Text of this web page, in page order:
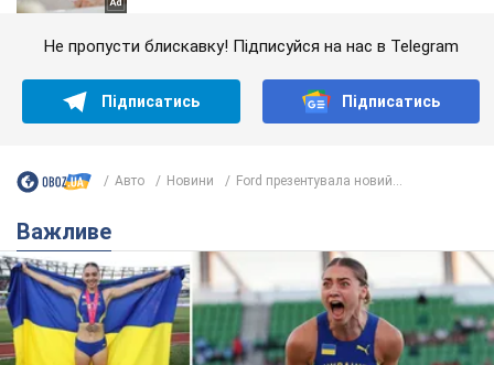
Не пропусти блискавку! Підписуйся на нас в Telegram
Підписатись Підписатись
Авто Новини Ford презентувала новий...
Важливе